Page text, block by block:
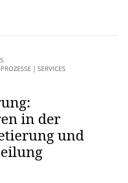
| SERVICES
in der
und